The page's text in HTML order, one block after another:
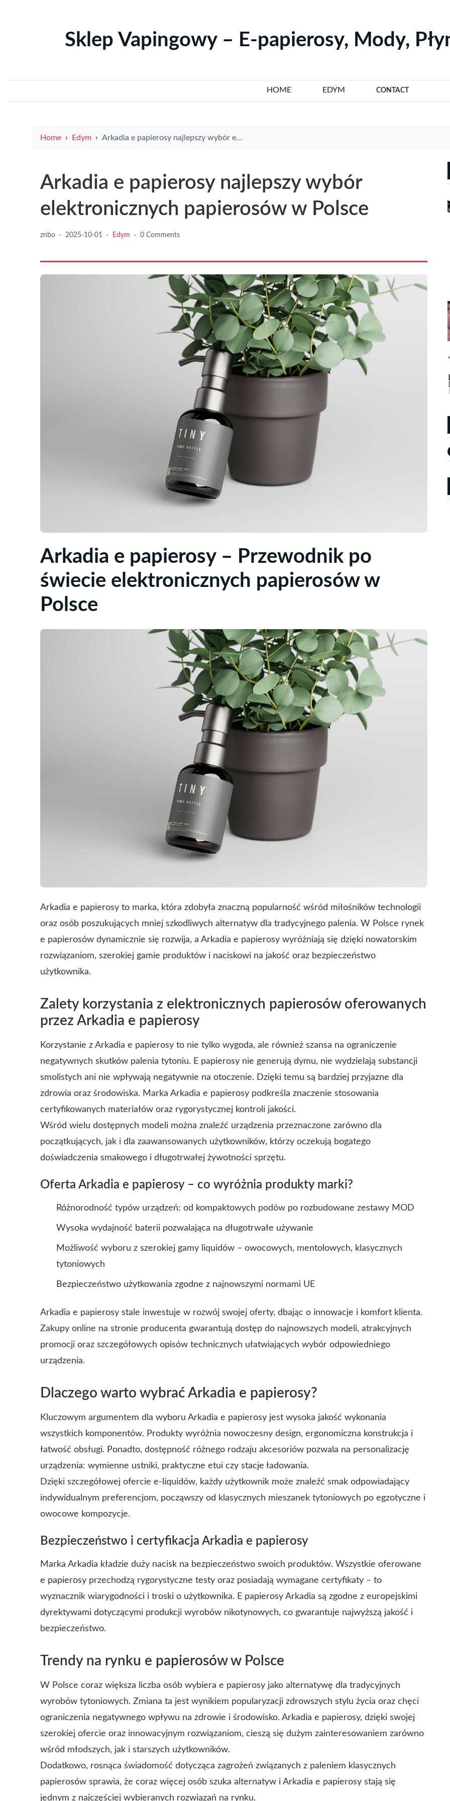
Sklep Vapingowy – E-papierosy, Mody,
HOME EDYM CONTACT
Home Edym Arkadia e papierosy najlepszy wybór elektronicznych papierosów w Polsce
Arkadia e papierosy najlepszy wybór
elektronicznych papierosów w Polsce
znbo · 2025-10-01 · Edym · 0 Comments
Arkadia e papierosy – Przewodnik po
świecie elektronicznych papierosów w
Polsce
Arkadia e papierosy to marka, która zdobyła znaczną popularność wśród miłośników technologii
oraz osób poszukujących mniej szkodliwych alternatyw dla tradycyjnego palenia. W Polsce rynek
e papierosów dynamicznie się rozwija, a Arkadia e papierosy wyróżniają się dzięki nowatorskim
rozwiązaniom, szerokiej gamie produktów i naciskowi na jakość oraz bezpieczeństwo
użytkownika.
Zalety korzystania z elektronicznych papierosów oferowanych
przez Arkadia e papierosy
Korzystanie z Arkadia e papierosy to nie tylko wygoda, ale również szansa na ograniczenie
negatywnych skutków palenia tytoniu. E papierosy nie generują dymu, nie wydzielają substancji
smolistych ani nie wpływają negatywnie na otoczenie. Dzięki temu są bardziej przyjazne dla
zdrowia oraz środowiska. Marka Arkadia e papierosy podkreśla znaczenie stosowania
certyfikowanych materiałów oraz rygorystycznej kontroli jakości.
Wśród wielu dostępnych modeli można znaleźć urządzenia przeznaczone zarówno dla
początkujących, jak i dla zaawansowanych użytkowników, którzy oczekują bogatego
doświadczenia smakowego i długotrwałej żywotności sprzętu.
Oferta Arkadia e papierosy – co wyróżnia produkty marki?
Różnorodność typów urządzeń: od kompaktowych podów po rozbudowane zestawy MOD
Wysoka wydajność baterii pozwalająca na długotrwałe używanie
Możliwość wyboru z szerokiej gamy liquidów – owocowych, mentolowych, klasycznych
tytoniowych
Bezpieczeństwo użytkowania zgodne z najnowszymi normami UE
Arkadia e papierosy stale inwestuje w rozwój swojej oferty, dbając o innowacje i komfort klienta.
Zakupy online na stronie producenta gwarantują dostęp do najnowszych modeli, atrakcyjnych
promocji oraz szczegółowych opisów technicznych ułatwiających wybór odpowiedniego
urządzenia.
Dlaczego warto wybrać Arkadia e papierosy?
Kluczowym argumentem dla wyboru Arkadia e papierosy jest wysoka jakość wykonania
wszystkich komponentów. Produkty wyróżnia nowoczesny design, ergonomiczna konstrukcja i
łatwość obsługi. Ponadto, dostępność różnego rodzaju akcesoriów pozwala na personalizację
urządzenia: wymienne ustniki, praktyczne etui czy stacje ładowania.
Dzięki szczegółowej ofercie e-liquidów, każdy użytkownik może znaleźć smak odpowiadający
indywidualnym preferencjom, począwszy od klasycznych mieszanek tytoniowych po egzotyczne i
owocowe kompozycje.
Bezpieczeństwo i certyfikacja Arkadia e papierosy
Marka Arkadia kładzie duży nacisk na bezpieczeństwo swoich produktów. Wszystkie oferowane
e papierosy przechodzą rygorystyczne testy oraz posiadają wymagane certyfikaty – to
wyznacznik wiarygodności i troski o użytkownika. E papierosy Arkadia są zgodne z europejskimi
dyrektywami dotyczącymi produkcji wyrobów nikotynowych, co gwarantuje najwyższą jakość i
bezpieczeństwo.
Trendy na rynku e papierosów w Polsce
W Polsce coraz większa liczba osób wybiera e papierosy jako alternatywę dla tradycyjnych
wyrobów tytoniowych. Zmiana ta jest wynikiem popularyzacji zdrowszych stylu życia oraz chęci
ograniczenia negatywnego wpływu na zdrowie i środowisko. Arkadia e papierosy, dzięki swojej
szerokiej ofercie oraz innowacyjnym rozwiązaniom, cieszą się dużym zainteresowaniem zarówno
wśród młodszych, jak i starszych użytkowników.
Dodatkowo, rosnąca świadomość dotycząca zagrożeń związanych z paleniem klasycznych
papierosów sprawia, że coraz więcej osób szuka alternatyw i Arkadia e papierosy stają się
jednym z najczęściej wybieranych rozwiązań na rynku.